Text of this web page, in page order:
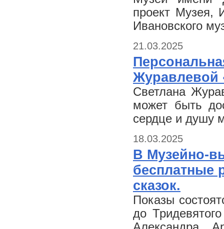
проект Музея,
Ивановского
21.03.2025
Журавлевой
Светлана
может быть
сердце и душу
18.03.2025
В Музейно-
бесплатные
сказок.
Показы
до